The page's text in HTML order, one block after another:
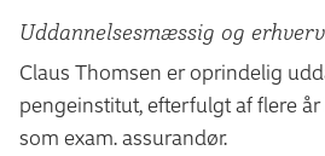
Uddannelsesmæssig og
Claus Thomsen er oprindelig
pengeinstitut, efterfulgt af flere
som exam. assurandør.